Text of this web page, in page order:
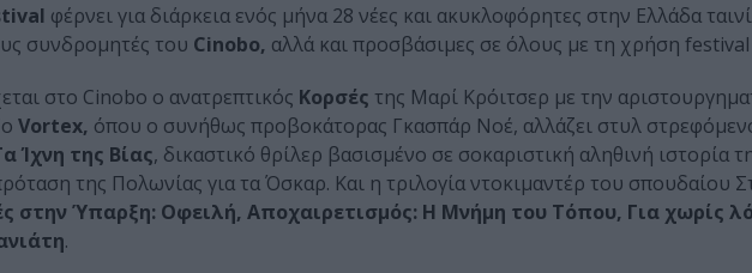
φέρνει για διάρκεια ενός μήνα 28 νέες και ακυκλοφόρητες στην Ελλάδα
συνδρομητές του Cinobo, αλλά και προσβάσιμες σε όλους με τη χρήση festival
στο Cinobo ο ανατρεπτικός Κορσές της Μαρί Κρόιτσερ με την
Vortex, όπου ο συνήθως προβοκάτορας Γκασπάρ Νοέ, αλλάζει στυλ
Ίχνη της Βίας, δικαστικό θρίλερ βασισμένο σε σοκαριστική αληθινή ιστορία
της Πολωνίας για τα Όσκαρ. Και η τριλογία ντοκιμαντέρ του σπουδαίου
στην Ύπαρξη: Οφειλή, Αποχαιρετισμός: Η Μνήμη του Τόπου, Για χωρίς
.